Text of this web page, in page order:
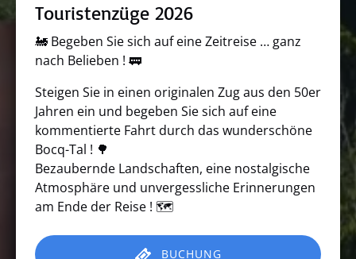
Touristenzüge 2026
🚂 Begeben Sie sich auf eine Zeitreise … ganz
nach Belieben ! 🚃
Steigen Sie in einen originalen Zug aus den 50er
Jahren ein und begeben Sie sich auf eine
kommentierte Fahrt durch das wunderschöne
Bocq-Tal ! 🌳
Bezaubernde Landschaften, eine nostalgische
Atmosphäre und unvergessliche Erinnerungen
am Ende der Reise ! 🗺️
BUCHUNG